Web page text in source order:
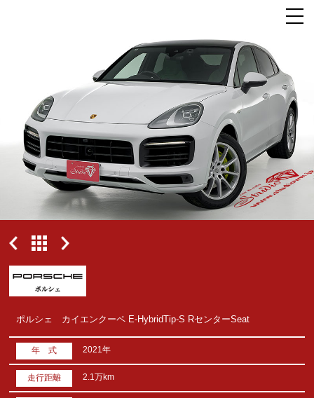
ポルシェ カイエンクーペ E-HybridTip-S RセンターSeat
年 式 2021年
走行距離 2.1万km